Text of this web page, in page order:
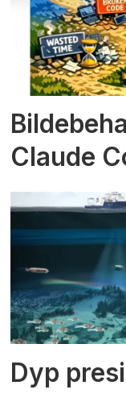
Claude
Dyp